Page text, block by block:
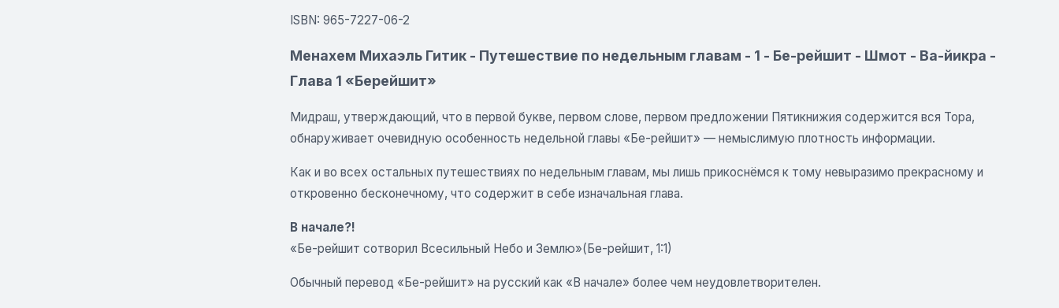
ISBN: 965-7227-06-2
Менахем Михаэль Гитик - Путешествие по недельным главам - 1 - Бе-рейшит - Шмот - Ва-йикра -
Глава 1 «Берейшит»
Мидраш, утверждающий, что в первой букве, первом слове, первом предложении Пятикнижия содержится вся Тора,
обнаруживает очевидную особенность недельной главы «Бе-рейшит» — немыслимую плотность информации.
Как и во всех остальных путешествиях по недельным главам, мы лишь прикоснёмся к тому невыразимо прекрасному и
откровенно бесконечному, что содержит в себе изначальная глава.
В начале?!
«Бе-рейшит сотворил Всесильный Небо и Землю»(Бе-рейшит, 1:1)
Обычный перевод «Бе-рейшит» на русский как «В начале» более чем неудовлетворителен.